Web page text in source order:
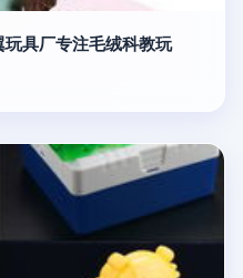
具厂专注毛绒科教玩